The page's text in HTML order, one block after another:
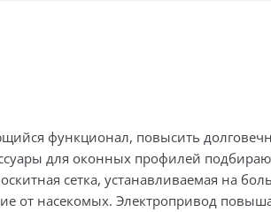
функционал, повысить
для оконных профилей
сетка, устанавливаемая на
от насекомых. Электропривод